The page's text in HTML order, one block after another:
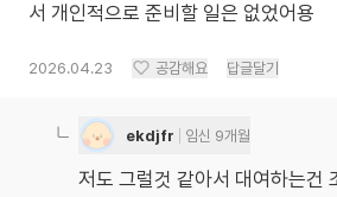
서 개인적으로 준비할 일은 없었어용
2026.04.23 공감해요 답글달기
ekdjfr 임신 9개월
저도 그럴것 같아서 대여하는건